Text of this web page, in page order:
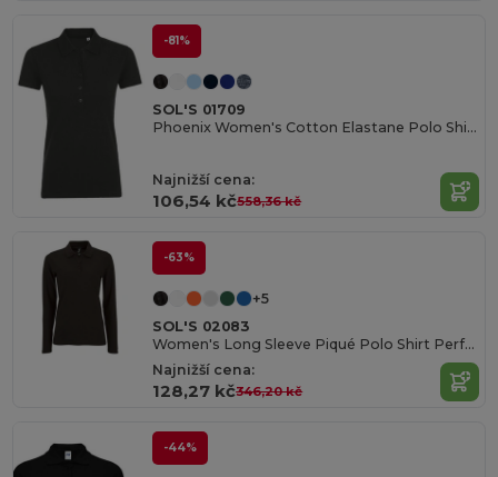
-81%
SOL'S 01709
Phoenix Women's Cotton Elastane Polo Shirt
Najnižší cena:
106,54 kč558,36 kč
-63%
+5
SOL'S 02083
Women's Long Sleeve Piqué Polo Shirt Perfect Lsl
Najnižší cena:
128,27 kč346,20 kč
-44%